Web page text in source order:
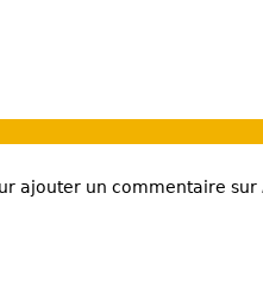
ajouter un commentaire sur